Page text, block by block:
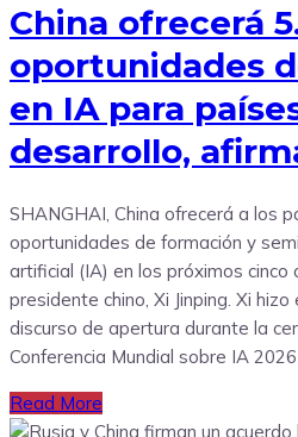
China ofrecerá
oportunidades
en IA para
desarrollo,
SHANGHAI, China ofrecerá a los
oportunidades de formación y
artificial (IA) en los próximos cinco
presidente chino, Xi Jinping. Xi hizo
discurso de apertura durante la
Conferencia Mundial sobre IA
Read More